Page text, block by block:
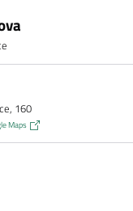
160
Maps